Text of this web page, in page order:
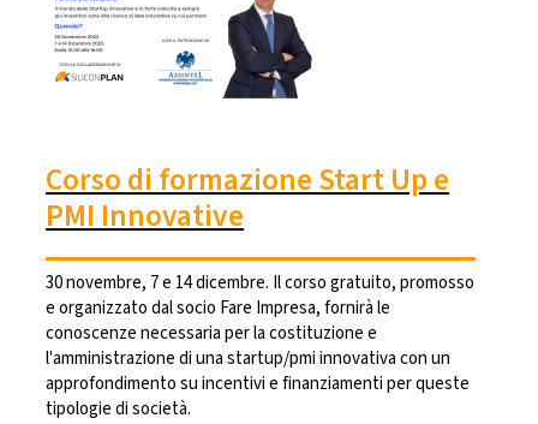
Corso di formazione Start Up e
PMI Innovative
30 novembre, 7 e 14 dicembre. Il corso gratuito, promosso
e organizzato dal socio Fare Impresa, fornirà le
conoscenze necessaria per la costituzione e
l'amministrazione di una startup/pmi innovativa con un
approfondimento su incentivi e finanziamenti per queste
tipologie di società.